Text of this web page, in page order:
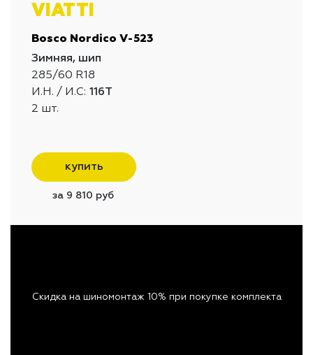
VIATTI
Bosco Nordico V-523
Зимняя, шип
285/60 R18
И.Н. / И.С: 116T
2 шт.
купить
за 9 810 руб
Скидка на шиномонтаж 10% при покупке комплекта